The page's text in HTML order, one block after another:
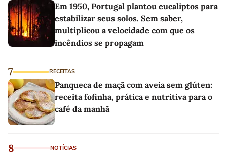
Em 1950, Portugal plantou eucaliptos para
estabilizar seus solos. Sem saber,
multiplicou a velocidade com que os
incêndios se propagam
7 RECEITAS
Panqueca de maçã com aveia sem glúten:
receita fofinha, prática e nutritiva para o
café da manhã
8 NOTÍCIAS